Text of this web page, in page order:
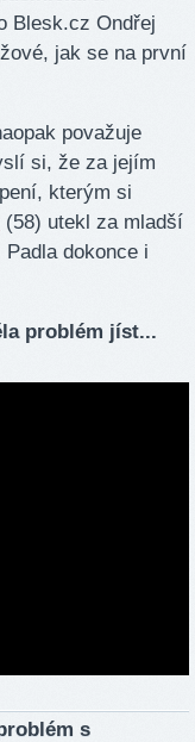
Blesk.cz Ondřej
jak se na první
považuje
si, že za jejím
kterým si
(58) utekl za mladší
Padla dokonce i
problém jíst...
s